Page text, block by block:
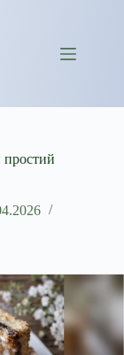
простий